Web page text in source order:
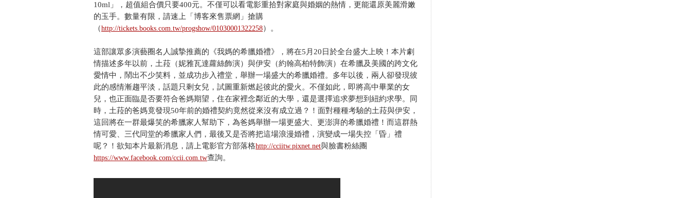
10ml」，超值組合價只要400元。不僅可以看電影重拾對家庭與婚姻的熱情，更能還原美麗滑嫩
的玉手。數量有限，請速上「博客來售票網」搶購
（http://tickets.books.com.tw/progshow/01030001322258）。
這部讓眾多演藝圈名人誠摯推薦的《我媽的希臘婚禮》，將在5月20日於全台盛大上映！本片劇
情描述多年以前，土菈（妮雅瓦達蘿絲飾演）與伊安（約翰高柏特飾演）在希臘及美國的跨文化
愛情中，鬧出不少笑料，並成功步入禮堂，舉辦一場盛大的希臘婚禮。多年以後，兩人卻發現彼
此的感情漸趨平淡，話題只剩女兒，試圖重新燃起彼此的愛火。不僅如此，即將高中畢業的女
兒，也正面臨是否要符合爸媽期望，住在家裡念鄰近的大學，還是選擇追求夢想到紐約求學。同
時，土菈的爸媽竟發現50年前的婚禮契約竟然從來沒有成立過？！面對種種考驗的土菈與伊安，
這回將在一群最爆笑的希臘家人幫助下，為爸媽舉辦一場更盛大、更澎湃的希臘婚禮！而這群熱
情可愛、三代同堂的希臘家人們，最後又是否將把這場浪漫婚禮，演變成一場失控「昏」禮
呢？！欲知本片最新消息，請上電影官方部落格http://cciitw.pixnet.net與臉書粉絲團
https://www.facebook.com/ccii.com.tw查詢。